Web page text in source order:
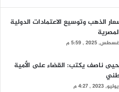
الذهب وتوسيع الاعتمادات الدولية
ناصف يكتب: القضاء على الأمية